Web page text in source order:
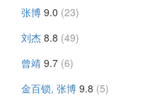
张博 9.0 (23)
刘杰 8.8 (49)
曾靖 9.7 (6)
金百锁, 张博 9.8 (5)